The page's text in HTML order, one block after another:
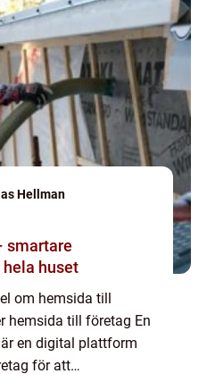
Hellman
smartare
huset
om hemsida till
hemsida till företag En
en digital plattform
för att